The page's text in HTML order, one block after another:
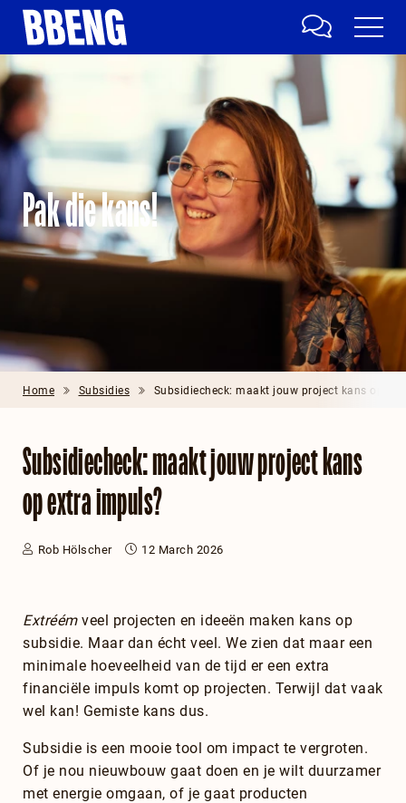
Home Subsidies Subsidiecheck: maakt jouw project kans op
Pak die kans!
Subsidiecheck: maakt jouw project kans
op extra impuls?
Rob Hölscher 12 March 2026
Extréém veel projecten en ideeën maken kans op
subsidie. Maar dan écht veel. We zien dat maar een
minimale hoeveelheid van de tijd er een extra
financiële impuls komt op projecten. Terwijl dat vaak
wel kan! Gemiste kans dus.
Subsidie is een mooie tool om impact te vergroten.
Of je nou nieuwbouw gaat doen en je wilt duurzamer
met energie omgaan, of je gaat producten